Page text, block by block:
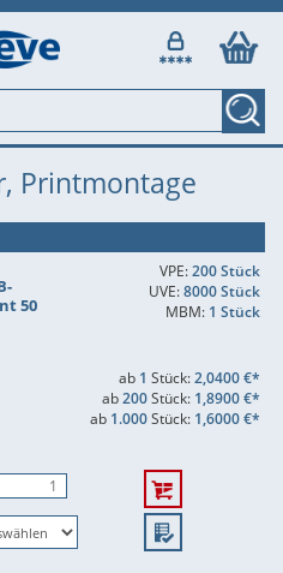
Printmontage
50
VPE:200 Stück
UVE:8000 Stück
MBM: 1 Stück
ab 1 Stück:2,0400 €*
ab200Stück: 1,8900 €*
ab 1.000Stück: 1,6000 €*